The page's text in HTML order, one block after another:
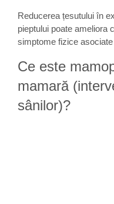
Reducerea țesutului în
pieptului poate ameliora
simptome fizice
Ce este
mamară
sânilor)?